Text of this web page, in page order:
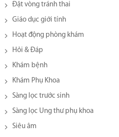
Đặt vòng tránh thai
Giáo dục giới tính
Hoạt động phòng khám
Hỏi & Đáp
Khám bệnh
Khám Phụ Khoa
Sàng lọc trước sinh
Sàng lọc Ung thư phụ khoa
Siêu âm